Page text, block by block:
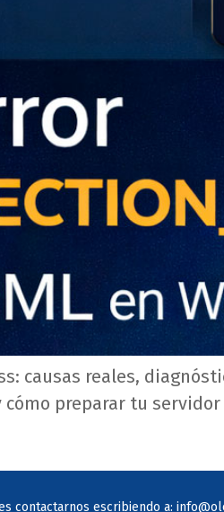
causas reales,
preparar tu
contactarnos escribiendo a: